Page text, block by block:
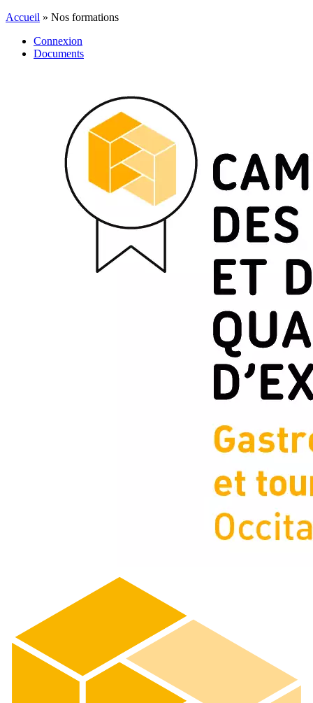
Accueil » Nos formations
Connexion
Documents